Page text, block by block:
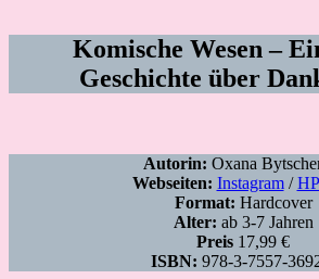
Komische Wesen –
Geschichte über
Autorin: Oxana
Webseiten: Instagram/HP
Format: Hardcover
Alter: ab 3-7 Jahren
Preis 17,99 €
ISBN: 978-3-7557-